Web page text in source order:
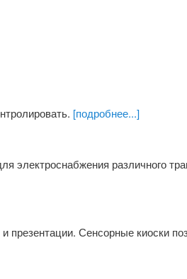
[подробнее...]
электроснабжения различного
презентации. Сенсорные киоски